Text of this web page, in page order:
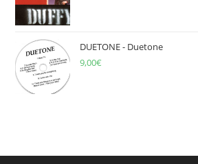
DUETONE - Duetone
9,00€